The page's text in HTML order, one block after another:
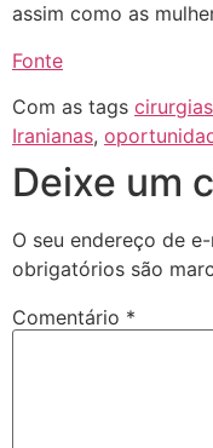
assim como as
Fonte
Com as tags cirurgias
Iranianas,
Deixe um
O seu endereço de
obrigatórios são
Comentário *